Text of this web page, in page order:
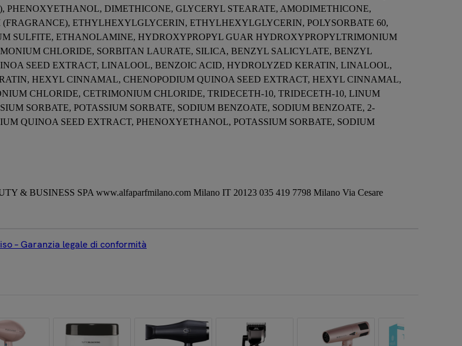
DIMETHICONE, GLYCERYL STEARATE, AMODIMETHICONE,
ETHYLHEXYLGLYCERIN, ETHYLHEXYLGLYCERIN, POLYSORBATE 60,
SULFITE, ETHANOLAMINE, HYDROXYPROPYL GUAR HYDROXYPROPYLTRIMONIUM
CHLORIDE, SORBITAN LAURATE, SILICA, BENZYL SALICYLATE, BENZYL
SEED EXTRACT, LINALOOL, BENZOIC ACID, HYDROLYZED KERATIN, LINALOOL,
HEXYL CINNAMAL, CHENOPODIUM QUINOA SEED EXTRACT, HEXYL CINNAMAL,
CHLORIDE, CETRIMONIUM CHLORIDE, TRIDECETH-10, TRIDECETH-10, LINUM
SORBATE, POTASSIUM SORBATE, SODIUM BENZOATE, SODIUM BENZOATE, 2-
QUINOA SEED EXTRACT, PHENOXYETHANOL, POTASSIUM SORBATE, SODIUM
& BUSINESS SPA www.alfaparfmilano.com Milano IT 20123 035 419 7798 Milano Via Cesare
– Garanzia legale di conformità